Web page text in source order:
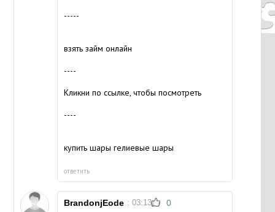
-----
взять займ онлайн
----
Кликни по ссылке, чтобы посмотреть
----
купить шары гелиевые шары
ответить
BrandonjEode : 03:13 0